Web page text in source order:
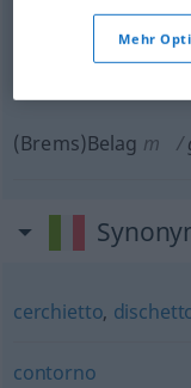
Dichtungf
(Brems)Belag m
cerchietto,
contorno
Mehr